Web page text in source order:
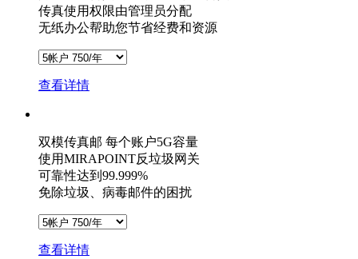
传真使用权限由管理员分配
无纸办公帮助您节省经费和资源
查看详情
双模传真邮 每个账户5G容量
使用MIRAPOINT反垃圾网关
可靠性达到99.999%
免除垃圾、病毒邮件的困扰
查看详情